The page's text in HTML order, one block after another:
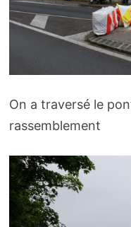
On a traversé le
rassemblement